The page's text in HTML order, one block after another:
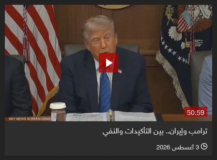
50:59
ترامب وإيران.. بين التأكيدات والنفي
l 3 أغسطس 2026